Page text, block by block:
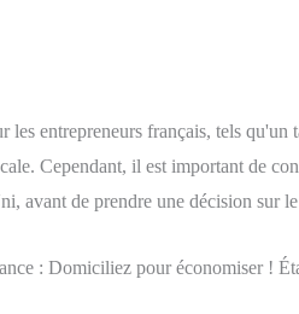
entrepreneurs français, tels
Cependant, il est important de
avant de prendre une décision sur
: Domiciliez pour économiser !